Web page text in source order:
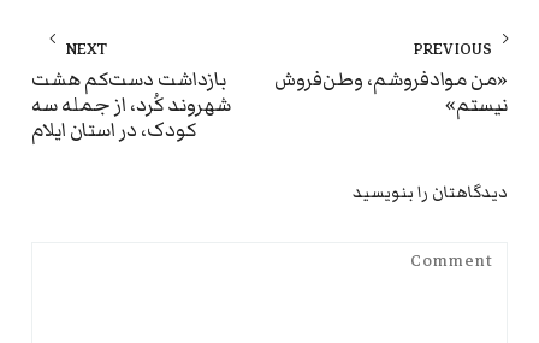
راهبری
نوشته
PREVIOUS
Previous
post:
«من موادفروشم، وطن‌فروش
نیستم»
NEXT
بازداشت دست‌کم هشت
شهروند کُرد، از جمله سه
کودک، در استان ایلام
دیدگاهتان را بنویسید